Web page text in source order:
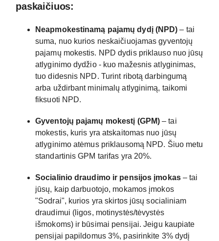
paskaičiuos:
Neapmokestinamą pajamų dydį (NPD) – tai
suma, nuo kurios neskaičiuojamas gyventojų
pajamų mokestis. NPD dydis priklauso nuo jūsų
atlyginimo dydžio - kuo mažesnis atlyginimas,
tuo didesnis NPD. Turint ribotą darbingumą
arba uždirbant minimalų atlyginimą, taikomi
fiksuoti NPD.
Gyventojų pajamų mokestį (GPM) – tai
mokestis, kuris yra atskaitomas nuo jūsų
atlyginimo atėmus priklausomą NPD. Šiuo metu
standartinis GPM tarifas yra 20%.
Socialinio draudimo ir pensijos įmokas– tai
jūsų, kaip darbuotojo, mokamos įmokos
"Sodrai", kurios yra skirtos jūsų socialiniam
draudimui (ligos, motinystės/tėvystės
išmokoms) ir būsimai pensijai. Jeigu kaupiate
pensijai papildomus 3%, pasirinkite 3% dydį